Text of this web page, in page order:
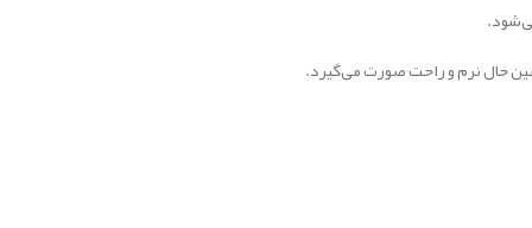
عین حال نرم و راحت صورت می‌گیرد.